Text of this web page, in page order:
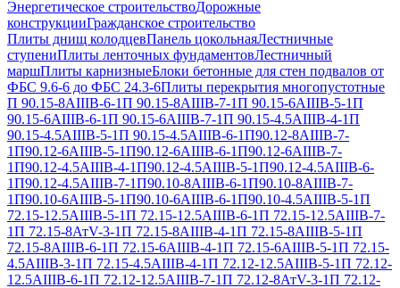
Энергетическое строительствоДорожные
конструкцииГражданское строительство
Плиты днищ колодцевПанель цокольнаяЛестничные
ступениПлиты ленточных фундаментовЛестничный
маршПлиты карнизныеБлоки бетонные для стен подвалов от
ФБС 9.6-6 до ФБС 24.3-6Плиты перекрытия многопустотные
П 90.15-8АIIIВ-6-1П 90.15-8АIIIВ-7-1П 90.15-6АIIIВ-5-1П
90.15-6АIIIВ-6-1П 90.15-6АIIIВ-7-1П 90.15-4.5АIIIВ-4-1П
90.15-4.5АIIIВ-5-1П 90.15-4.5АIIIВ-6-1П90.12-8АIIIВ-7-
1П90.12-6АIIIВ-5-1П90.12-6АIIIВ-6-1П90.12-6АIIIВ-7-
1П90.12-4.5АIIIВ-4-1П90.12-4.5АIIIВ-5-1П90.12-4.5АIIIВ-6-
1П90.12-4.5АIIIВ-7-1П90.10-8АIIIВ-6-1П90.10-8АIIIВ-7-
1П90.10-6АIIIВ-5-1П90.10-6АIIIВ-6-1П90.10-4.5АIIIВ-5-1П
72.15-12.5АIIIВ-5-1П 72.15-12.5АIIIВ-6-1П 72.15-12.5АIIIВ-7-
1П 72.15-8АтV-3-1П 72.15-8АIIIВ-4-1П 72.15-8АIIIВ-5-1П
72.15-8АIIIВ-6-1П 72.15-6АIIIВ-4-1П 72.15-6АIIIВ-5-1П 72.15-
4.5АIIIВ-3-1П 72.15-4.5АIIIВ-4-1П 72.12-12.5АIIIВ-5-1П 72.12-
12.5АIIIВ-6-1П 72.12-12.5АIIIВ-7-1П 72.12-8АтV-3-1П 72.12-